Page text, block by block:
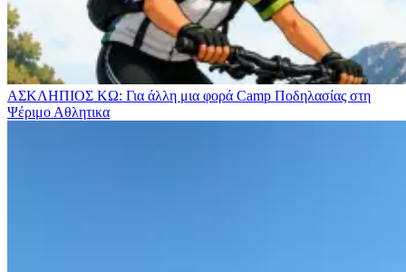
ΑΣΚΛΗΠΙΟΣ ΚΩ: Για άλλη μια φορά Camp Ποδηλασίας στη
Ψέριμο Αθλητικα